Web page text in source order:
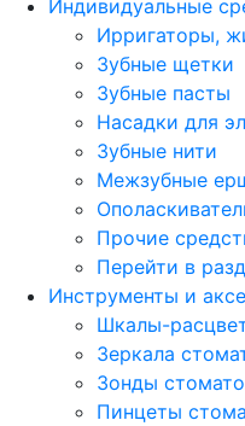
Индивидуальные
Ирригаторы,
Зубные щетки
Зубные пасты
Насадки для
Зубные нити
Межзубные
Прочие
Перейти в
Инструменты и
Шкалы-
Зеркала
Зонды
Пинцеты